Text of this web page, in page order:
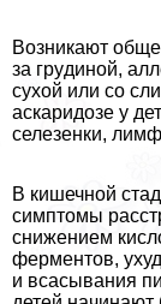
Возникают
за гpyдиной,
сухой или со
аскаридозе у
селезенки,
В кишечной
симптомы
снижением
ферментов,
и всасывания